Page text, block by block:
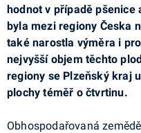
hodnot v případě pšenice
byla mezi regiony Česka
také narostla výměra i
nejvyšší objem těchto
regiony se Plzeňský kraj
plochy téměř o čtvrtinu.
Obhospodařovaná